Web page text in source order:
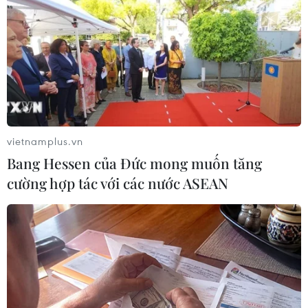
Bên cạnh đó, ông Toàn cũng cho rằng công tác
truyền thông được xác định là yếu tố quan trọng
nhằm nâng cao nhận thức cộng đồng về vai trò,
giá trị của biển. Trong đó, việc giáo dục, hình
thành ý thức bảo vệ môi trường biển ngay từ
sớm, nhất là tuyên truyền nâng cao nhận thức
cho học sinh ngay trong trường học, sẽ góp
phần tạo nền tảng lâu dài cho phát triển bền
vững.
Thứ trưởng Bộ Nông nghiệp và Môi trường
Đặng Ngọc Điệp cũng nhấn mạnh dư địa phát
triển kinh tế biển của Việt Nam còn rất lớn khi
có tới 21 trong số 34 địa phương có biển. Tuy
nhiên, điều quan trọng là tổ chức quản lý như
thế nào để người dân và doanh nghiệp không
vietnamplus.vn
Bang Hessen của Đức mong muốn tăng
cường hợp tác với các nước ASEAN